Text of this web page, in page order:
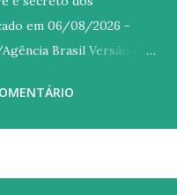
em 06/08/2026 -
Brasil Versão em
Público do